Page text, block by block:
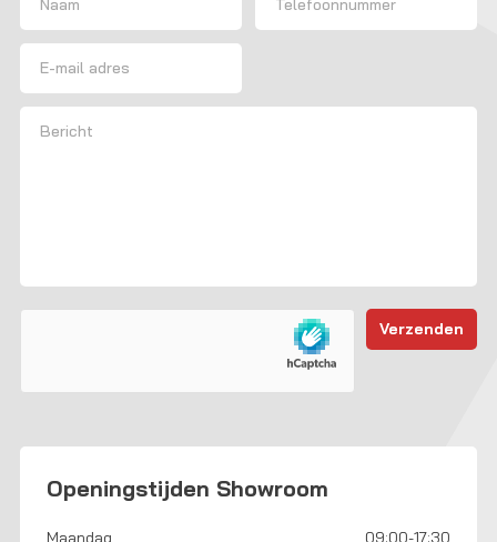
Voornaam
E-mailadres
Bericht
Openingstijden Showroom
Maandag
09:00-17:30